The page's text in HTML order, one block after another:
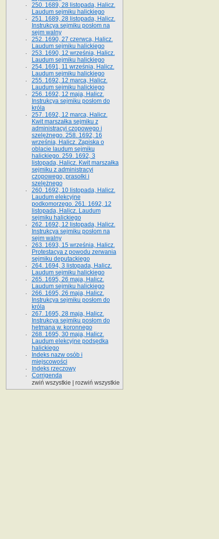
250. 1689, 28 listopada, Halicz.
Laudum sejmiku halickiego
251. 1689, 28 listopada, Halicz.
Instrukcya sejmiku posłom na
sejm walny
252. 1690, 27 czerwca, Halicz.
Laudum sejmiku halickiego
253. 1690, 12 września, Halicz.
Laudum sejmiku halickiego
254. 1691, 11 września, Halicz.
Laudum sejmiku halickiego
255. 1692, 12 marca, Halicz.
Laudum sejmiku halickiego
256. 1692, 12 maja, Halicz.
Instrukcya sejmiku posłom do
króla
257. 1692, 12 marca, Halicz.
Kwit marszałka sejmiku z
administracyi czopowego i
szelężnego. 258. 1692, 16
września, Halicz. Zapiska o
oblacie laudum sejmiku
halickiego. 259. 1692, 3
listopada, Halicz. Kwit marszałka
sejmiku z administracyi
czopowego, prasołki i
szelężnego
260. 1692, 10 listopada, Halicz.
Laudum elekcyjne
podkomorzego. 261. 1692, 12
listopada, Halicz. Laudum
sejmiku halickiego
262. 1692, 12 listopada, Halicz.
Instrukcya sejmiku posłom na
sejm walny
263. 1693, 15 września, Halicz.
Protestacya z powodu zerwania
sejmiku deputackiego
264. 1694, 3 listopada, Halicz.
Laudum sejmiku halickiego
265. 1695, 26 maja, Halicz.
Laudum sejmiku halickiego
266. 1695, 26 maja, Halicz.
Instrukcya sejmiku posłom do
króla
267. 1695, 28 maja, Halicz.
Instrukcya sejmiku posłom do
hetmana w. koronnego
268. 1695, 30 maja, Halicz.
Laudum elekcyjne podsędka
halickiego
Indeks nazw osób i
miejscowości
Indeks rzeczowy
Corrigenda
zwiń wszystkie
rozwiń wszystkie